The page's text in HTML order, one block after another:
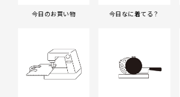
今日のお買い物 今日なに着てる？